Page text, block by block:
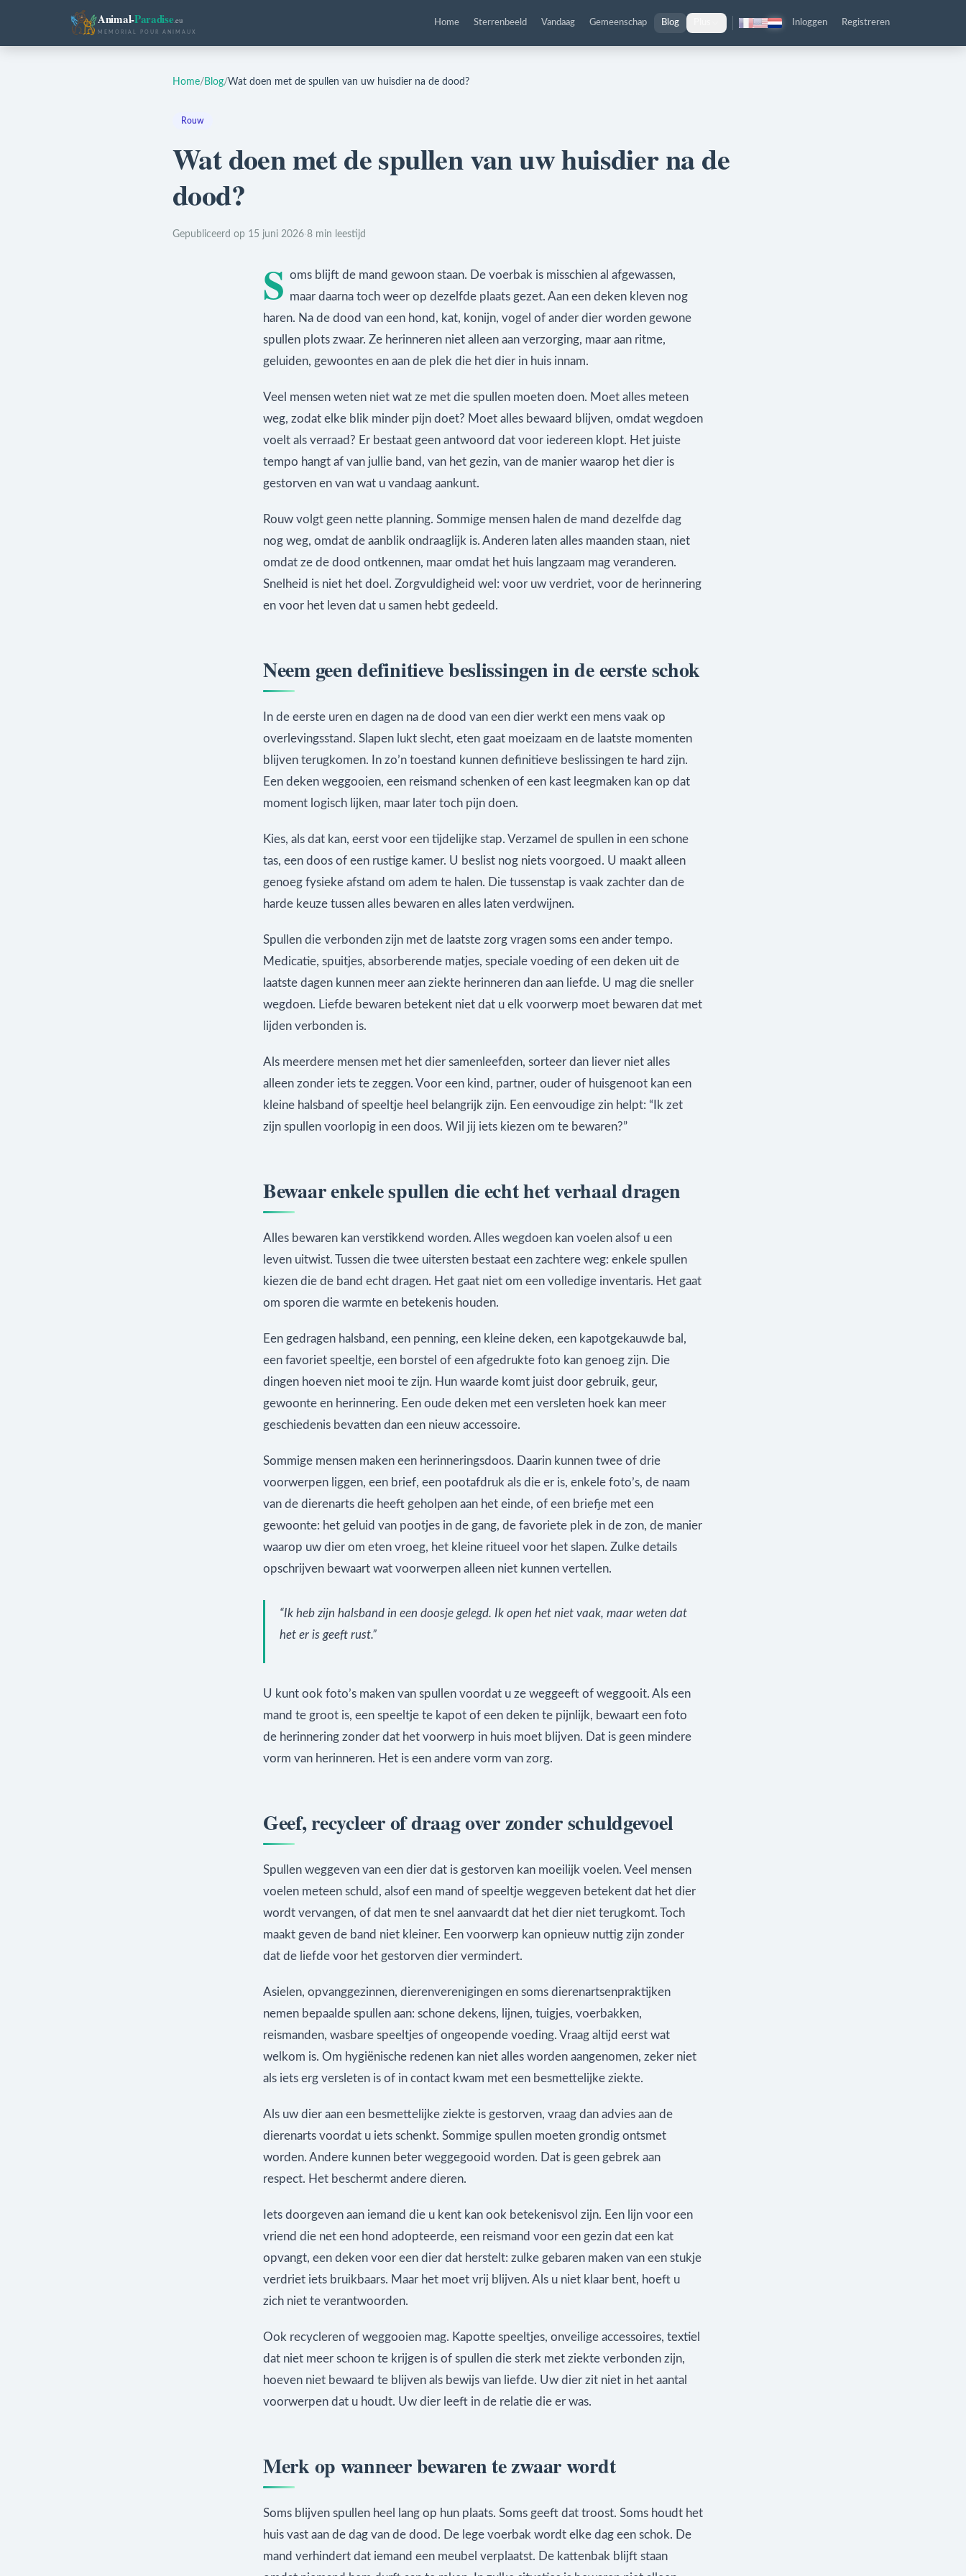
Animal-Paradise .eu
MEMORIAL POUR ANIMAUX
Home Sterrenbeeld Vandaag Gemeenschap Blog Inloggen Registreren
Home/ Blog/Wat doen met de spullen van uw huisdier na de dood?
Rouw
Wat doen met de spullen van uw huisdier na de
dood?
Gepubliceerd op 15 juni 2026·8 min leestijd
S oms blijft de mand gewoon staan. De voerbak is misschien al afgewassen,
maar daarna toch weer op dezelfde plaats gezet. Aan een deken kleven nog
haren. Na de dood van een hond, kat, konijn, vogel of ander dier worden gewone
spullen plots zwaar. Ze herinneren niet alleen aan verzorging, maar aan ritme,
geluiden, gewoontes en aan de plek die het dier in huis innam.
Veel mensen weten niet wat ze met die spullen moeten doen. Moet alles meteen
weg, zodat elke blik minder pijn doet? Moet alles bewaard blijven, omdat wegdoen
voelt als verraad? Er bestaat geen antwoord dat voor iedereen klopt. Het juiste
tempo hangt af van jullie band, van het gezin, van de manier waarop het dier is
gestorven en van wat u vandaag aankunt.
Rouw volgt geen nette planning. Sommige mensen halen de mand dezelfde dag
nog weg, omdat de aanblik ondraaglijk is. Anderen laten alles maanden staan, niet
omdat ze de dood ontkennen, maar omdat het huis langzaam mag veranderen.
Snelheid is niet het doel. Zorgvuldigheid wel: voor uw verdriet, voor de herinnering
en voor het leven dat u samen hebt gedeeld.
Neem geen definitieve beslissingen in de eerste schok
In de eerste uren en dagen na de dood van een dier werkt een mens vaak op
overlevingsstand. Slapen lukt slecht, eten gaat moeizaam en de laatste momenten
blijven terugkomen. In zo’n toestand kunnen definitieve beslissingen te hard zijn.
Een deken weggooien, een reismand schenken of een kast leegmaken kan op dat
moment logisch lijken, maar later toch pijn doen.
Kies, als dat kan, eerst voor een tijdelijke stap. Verzamel de spullen in een schone
tas, een doos of een rustige kamer. U beslist nog niets voorgoed. U maakt alleen
genoeg fysieke afstand om adem te halen. Die tussenstap is vaak zachter dan de
harde keuze tussen alles bewaren en alles laten verdwijnen.
Spullen die verbonden zijn met de laatste zorg vragen soms een ander tempo.
Medicatie, spuitjes, absorberende matjes, speciale voeding of een deken uit de
laatste dagen kunnen meer aan ziekte herinneren dan aan liefde. U mag die sneller
wegdoen. Liefde bewaren betekent niet dat u elk voorwerp moet bewaren dat met
lijden verbonden is.
Als meerdere mensen met het dier samenleefden, sorteer dan liever niet alles
alleen zonder iets te zeggen. Voor een kind, partner, ouder of huisgenoot kan een
kleine halsband of speeltje heel belangrijk zijn. Een eenvoudige zin helpt: “Ik zet
zijn spullen voorlopig in een doos. Wil jij iets kiezen om te bewaren?”
Bewaar enkele spullen die echt het verhaal dragen
Alles bewaren kan verstikkend worden. Alles wegdoen kan voelen alsof u een
leven uitwist. Tussen die twee uitersten bestaat een zachtere weg: enkele spullen
kiezen die de band echt dragen. Het gaat niet om een volledige inventaris. Het gaat
om sporen die warmte en betekenis houden.
Een gedragen halsband, een penning, een kleine deken, een kapotgekauwde bal,
een favoriet speeltje, een borstel of een afgedrukte foto kan genoeg zijn. Die
dingen hoeven niet mooi te zijn. Hun waarde komt juist door gebruik, geur,
gewoonte en herinnering. Een oude deken met een versleten hoek kan meer
geschiedenis bevatten dan een nieuw accessoire.
Sommige mensen maken een herinneringsdoos. Daarin kunnen twee of drie
voorwerpen liggen, een brief, een pootafdruk als die er is, enkele foto’s, de naam
van de dierenarts die heeft geholpen aan het einde, of een briefje met een
gewoonte: het geluid van pootjes in de gang, de favoriete plek in de zon, de manier
waarop uw dier om eten vroeg, het kleine ritueel voor het slapen. Zulke details
opschrijven bewaart wat voorwerpen alleen niet kunnen vertellen.
“Ik heb zijn halsband in een doosje gelegd. Ik open het niet vaak, maar weten dat
het er is geeft rust.”
U kunt ook foto’s maken van spullen voordat u ze weggeeft of weggooit. Als een
mand te groot is, een speeltje te kapot of een deken te pijnlijk, bewaart een foto
de herinnering zonder dat het voorwerp in huis moet blijven. Dat is geen mindere
vorm van herinneren. Het is een andere vorm van zorg.
Geef, recycleer of draag over zonder schuldgevoel
Spullen weggeven van een dier dat is gestorven kan moeilijk voelen. Veel mensen
voelen meteen schuld, alsof een mand of speeltje weggeven betekent dat het dier
wordt vervangen, of dat men te snel aanvaardt dat het dier niet terugkomt. Toch
maakt geven de band niet kleiner. Een voorwerp kan opnieuw nuttig zijn zonder
dat de liefde voor het gestorven dier vermindert.
Asielen, opvanggezinnen, dierenverenigingen en soms dierenartsenpraktijken
nemen bepaalde spullen aan: schone dekens, lijnen, tuigjes, voerbakken,
reismanden, wasbare speeltjes of ongeopende voeding. Vraag altijd eerst wat
welkom is. Om hygiënische redenen kan niet alles worden aangenomen, zeker niet
als iets erg versleten is of in contact kwam met een besmettelijke ziekte.
Als uw dier aan een besmettelijke ziekte is gestorven, vraag dan advies aan de
dierenarts voordat u iets schenkt. Sommige spullen moeten grondig ontsmet
worden. Andere kunnen beter weggegooid worden. Dat is geen gebrek aan
respect. Het beschermt andere dieren.
Iets doorgeven aan iemand die u kent kan ook betekenisvol zijn. Een lijn voor een
vriend die net een hond adopteerde, een reismand voor een gezin dat een kat
opvangt, een deken voor een dier dat herstelt: zulke gebaren maken van een stukje
verdriet iets bruikbaars. Maar het moet vrij blijven. Als u niet klaar bent, hoeft u
zich niet te verantwoorden.
Ook recycleren of weggooien mag. Kapotte speeltjes, onveilige accessoires, textiel
dat niet meer schoon te krijgen is of spullen die sterk met ziekte verbonden zijn,
hoeven niet bewaard te blijven als bewijs van liefde. Uw dier zit niet in het aantal
voorwerpen dat u houdt. Uw dier leeft in de relatie die er was.
Merk op wanneer bewaren te zwaar wordt
Soms blijven spullen heel lang op hun plaats. Soms geeft dat troost. Soms houdt het
huis vast aan de dag van de dood. De lege voerbak wordt elke dag een schok. De
mand verhindert dat iemand een meubel verplaatst. De kattenbak blijft staan